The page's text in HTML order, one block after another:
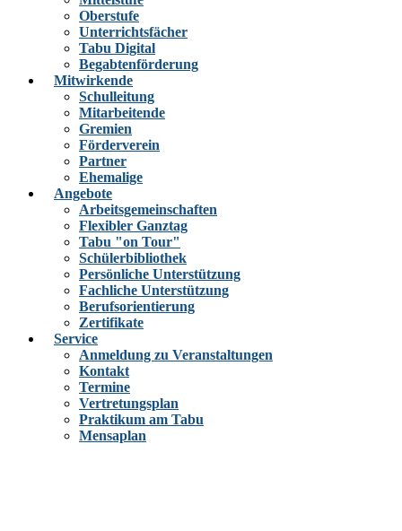
Oberstufe
Unterrichtsfächer
Tabu Digital
Begabtenförderung
Mitwirkende
Schulleitung
Mitarbeitende
Gremien
Förderverein
Partner
Ehemalige
Angebote
Arbeitsgemeinschaften
Flexibler Ganztag
Tabu "on Tour"
Schülerbibliothek
Persönliche Unterstützung
Fachliche Unterstützung
Berufsorientierung
Zertifikate
Service
Anmeldung zu Veranstaltungen
Kontakt
Termine
Vertretungsplan
Praktikum am Tabu
Mensaplan